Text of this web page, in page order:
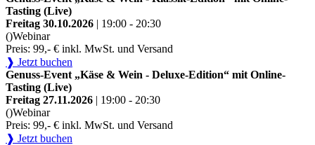
Tasting (Live)
Freitag 30.10.2026 | 19:00 - 20:30
()Webinar
Preis: 99,- € inkl. MwSt. und Versand
❱ Jetzt buchen
Genuss-Event „Käse & Wein - Deluxe-Edition“ mit Online-
Tasting (Live)
Freitag 27.11.2026 | 19:00 - 20:30
()Webinar
Preis: 99,- € inkl. MwSt. und Versand
❱ Jetzt buchen